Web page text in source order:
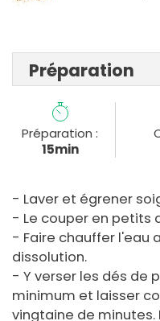
Préparation
Préparation :
15min
- Laver et égrener
- Le couper en petits
- Faire chauffer l'eau
dissolution.
- Y verser les dés de
minimum et laisser
vingtaine de